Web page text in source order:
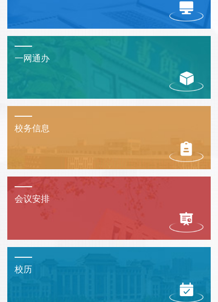
一网通办
校务信息
会议安排
校历